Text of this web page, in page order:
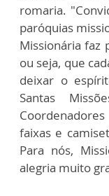
romaria.
paróquias
Missionária faz
ou seja, que
deixar o
Santas
faixas e
Para nós,
alegria muito